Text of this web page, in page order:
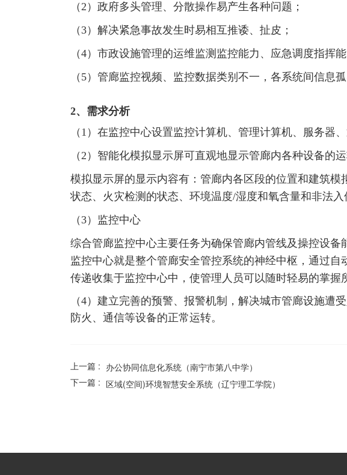
（2）政府多头管理、分散操作易产生各种问题；
（3）解决紧急事故发生时易相互推诿、扯皮；
（4）市政设施管理的运维监测监控能力、应急调度指挥
（5）管廊监控视频、监控数据类别不一，各系统间信息
2、需求分析
（1）在监控中心设置监控计算机、管理计算机、服务器
（2）智能化模拟显示屏可直观地显示管廊内各种设备的
模拟显示屏的显示内容有：管廊内各区段的位置和建筑
状态、火灾检测的状态、环境温度/湿度和氧含量和非法入
（3）监控中心
综合管廊监控中心主要任务为确保管廊内管线及操控设
监控中心就是整个管廊安全管控系统的神经中枢，通过
传递收集于监控中心中，使管理人员可以随时轻易的掌握
（4）建立完善的预警、报警机制，解决城市管廊设施遭
防火、通信等设备的正常运转。
上一篇 : 办公协同信息化系统（南宁市第八中学）
下一篇 : 区域(空间)环境智慧安全系统（辽宁理工学院）